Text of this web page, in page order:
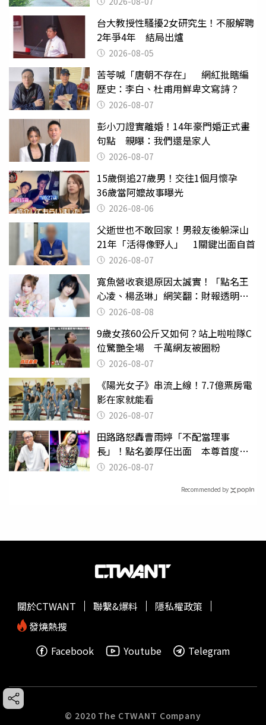
台大教授性騷擾2女研究生！不服解聘
2年爭4年 結局出爐
2026-08-05
苦苓喊「唐朝不存在」 網紅批瞎編
歷史：李白、杜甫用鮮卑文寫詩？
2026-08-07
彭小刀證實離婚！14年豪門婚正式畫
句點 親曝：我們還是家人
2026-08-07
15歲倒追27歲男！交往1個月懷孕
36歲當阿嬤故事曝光
2026-08-06
父逝世也不敢回家！男殺友後躲深山
21年「活得像野人」 1關鍵出面自首
2026-08-07
寬魚營收衰退原因太誠實！「點名王
心凌、楊丞琳」網笑翻：財報透明度
滿分2026-08-08
9歲女孩60公斤又如何？站上啦啦隊C
位驚艷全場 千萬網友被圈粉
2026-08-07
《陽光女子》串流上線！7.7億票房電
影在家就能看
2026-08-07
田路路怒轟曹雨婷「不配當理事
長」！點名姜厚任出面 本尊首度回
應了2026-08-07
Recommended by
關於CTWANT 聯繫&爆料
隱私權政策
發燒熱搜
Facebook
Youtube Telegram
© 2020 The CTWANT Company